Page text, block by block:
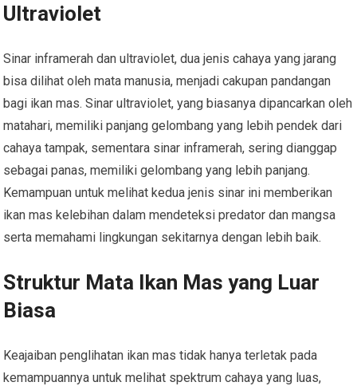
Ultraviolet
Sinar inframerah dan ultraviolet, dua jenis cahaya yang jarang
bisa dilihat oleh mata manusia, menjadi cakupan pandangan
bagi ikan mas. Sinar ultraviolet, yang biasanya dipancarkan oleh
matahari, memiliki panjang gelombang yang lebih pendek dari
cahaya tampak, sementara sinar inframerah, sering dianggap
sebagai panas, memiliki gelombang yang lebih panjang.
Kemampuan untuk melihat kedua jenis sinar ini memberikan
ikan mas kelebihan dalam mendeteksi predator dan mangsa
serta memahami lingkungan sekitarnya dengan lebih baik.
Struktur Mata Ikan Mas yang Luar
Biasa
Keajaiban penglihatan ikan mas tidak hanya terletak pada
kemampuannya untuk melihat spektrum cahaya yang luas,